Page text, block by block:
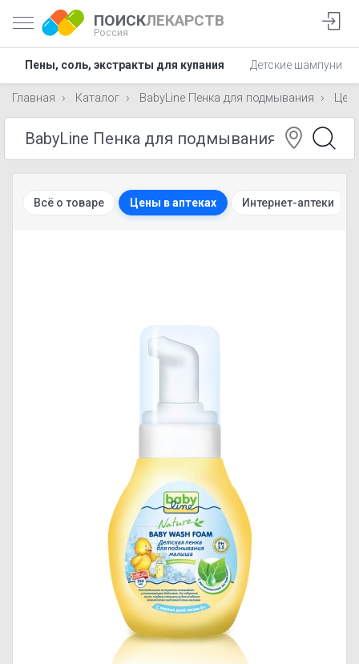
ПОИСКЛЕКАРСТВ
Россия
Пены, соль, экстракты для купания Детские шампуни
Главная Каталог BabyLine Пенка для подмывания
Всё о товаре Цены в аптеках Интернет-аптеки